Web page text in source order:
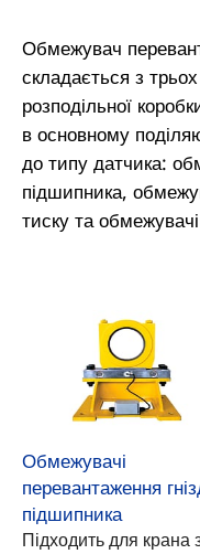
Обмежувач
складається з
розподільної
в основному
до типу датчика:
підшипника,
тиску та
Обмежувачі
перевантаження
підшипника
Підходить для крана